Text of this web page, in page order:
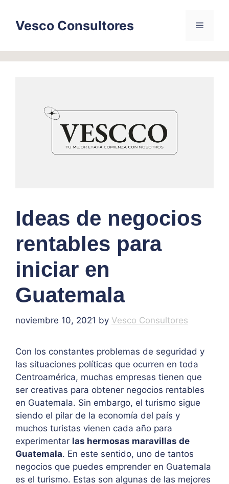
contentVesco Consultores Menu
Ideas de negocios
rentables para
iniciar en
Guatemala
noviembre 10, 2021 by Vesco Consultores
Con los constantes problemas de seguridad y
las situaciones políticas que ocurren en toda
Centroamérica, muchas empresas tienen que
ser creativas para obtener negocios rentables
en Guatemala. Sin embargo, el turismo sigue
siendo el pilar de la economía del país y
muchos turistas vienen cada año para
experimentar las hermosas maravillas de
Guatemala. En este sentido, uno de tantos
negocios que puedes emprender en Guatemala
es el turismo. Estas son algunas de las mejores